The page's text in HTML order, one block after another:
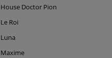
House Doctor Pion
Le Roi
Luna
Maxime